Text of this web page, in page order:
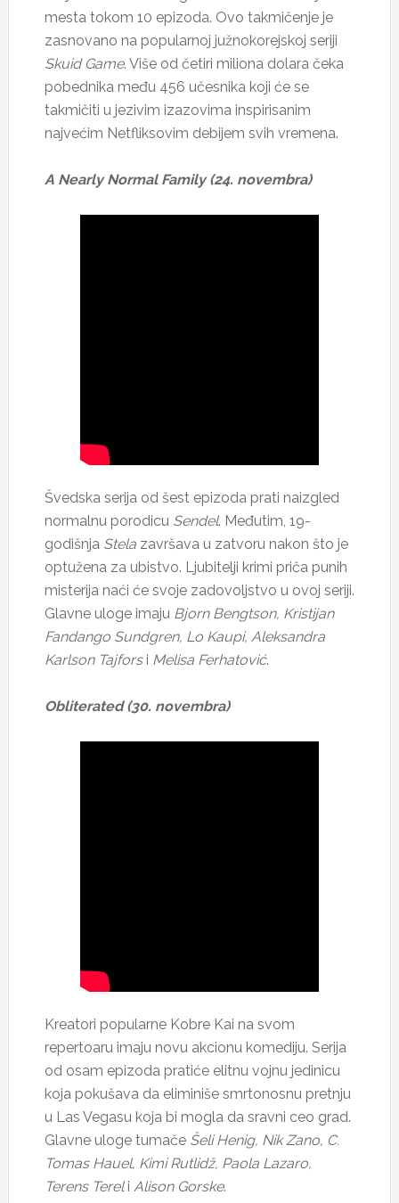
mesta tokom 10 epizoda. Ovo takmičenje je
zasnovano na popularnoj južnokorejskoj seriji
Skuid Game. Više od četiri miliona dolara čeka
pobednika među 456 učesnika koji će se
takmičiti u jezivim izazovima inspirisanim
najvećim Netfliksovim debijem svih vremena.
A Nearly Normal Family (24. novembra)
Švedska serija od šest epizoda prati naizgled
normalnu porodicu Sendel. Međutim, 19-
godišnja Stelazavršava u zatvoru nakon što je
optužena za ubistvo. Ljubitelji krimi priča punih
misterija naći će svoje zadovoljstvo u ovoj seriji.
Glavne uloge imaju Bjorn Bengtson, Kristijan
Fandango Sundgren, Lo Kaupi, Aleksandra
Karlson Tajforsi Melisa Ferhatović.
Obliterated (30. novembra)
Kreatori popularne Kobre Kai na svom
repertoaru imaju novu akcionu komediju. Serija
od osam epizoda pratiće elitnu vojnu jedinicu
koja pokušava da eliminiše smrtonosnu pretnju
u Las Vegasu koja bi mogla da sravni ceo grad.
Glavne uloge tumače Šeli Henig, Nik Zano, C.
Tomas Hauel, Kimi Rutlidž, Paola Lazaro,
Terens Tereli Alison Gorske.